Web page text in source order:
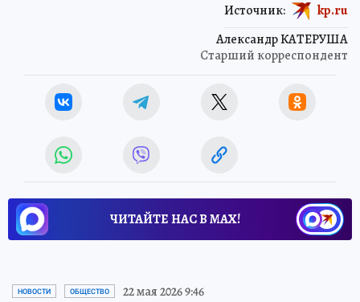
Александр КАТЕРУША
Старший корреспондент
Источник: kp.ru
ЧИТАЙТЕ НАС В МАХ!
НОВОСТИ ОБЩЕСТВО 22 мая 2026 9:46